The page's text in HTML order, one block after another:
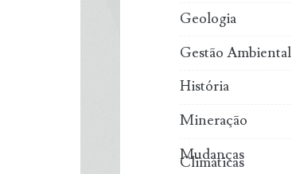
Geologia
Gestão Ambiental
História
Mineração
Mudanças
Climáticas